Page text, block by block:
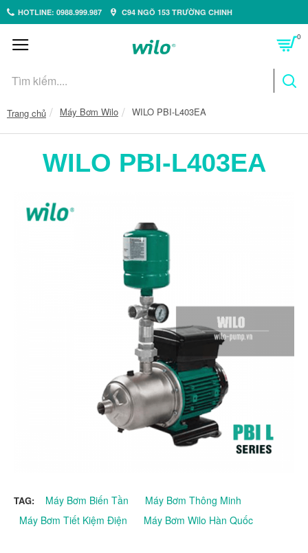
HOTLINE: 0988.999.987 C94 NGÕ 153 TRƯỜNG CHINH
0
Trang chủ Máy Bơm Wilo WILO PBI-L403EA
WILO PBI-L403EA
TAG: Máy Bơm Biến Tần
Máy Bơm Thông Minh
Máy Bơm Tiết Kiệm Điện
Máy Bơm Wilo Hàn Quốc